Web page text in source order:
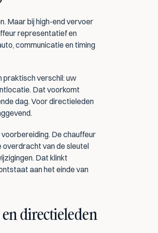
Maar bij high-end vervoer
representatief en
communicatie en timing
praktisch verschil: uw
Dat voorkomt
dag. Voor directieleden
De chauffeur
overdracht van de sleutel
Dat klinkt
aan het einde van
directieleden